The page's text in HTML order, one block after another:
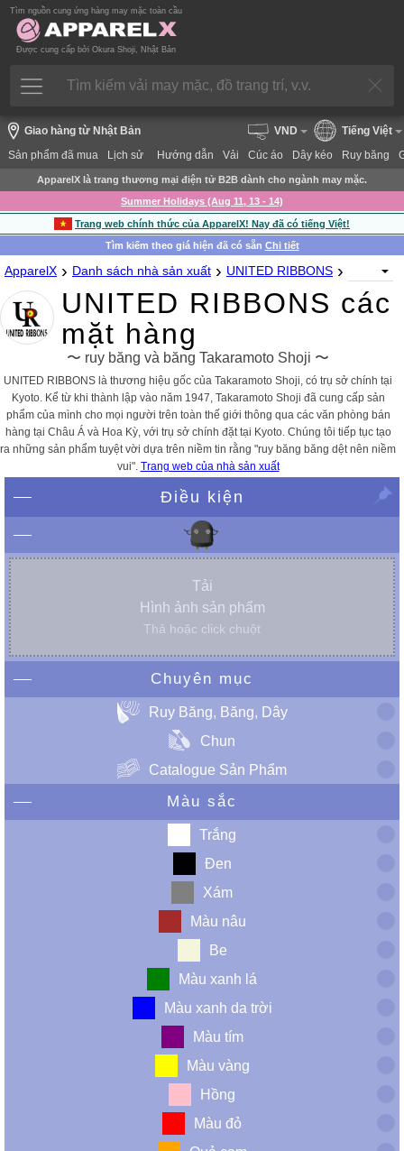
Tìm nguồn cung ứng hàng may mặc toàn cầu
Được cung cấp bởi Okura Shoji, Nhật Bản
Giao hàng từ Nhật Bản
Sản phẩm đã mua
Lịch sử Hướng dẫn Vải Cúc áo Dây kéo Ruy băng
VND Tiếng Việt
ApparelX là trang thương mại điện tử B2B dành cho ngành may mặc.
Summer Holidays (Aug 11, 13 - 14)
Trang web chính thức của ApparelX! Nay đã có tiếng Việt!
Tìm kiếm theo giá hiện đã có sẵn Chi tiết
ApparelX › Danh sách nhà sản xuất › UNITED RIBBONS ›
UNITED RIBBONS các
mặt hàng
〜 ruy băng và băng Takaramoto Shoji 〜
UNITED RIBBONS là thương hiệu gốc của Takaramoto Shoji, có trụ sở chính tại
Kyoto. Kể từ khi thành lập vào năm 1947, Takaramoto Shoji đã cung cấp sản
phẩm của mình cho mọi người trên toàn thế giới thông qua các văn phòng bán
hàng tại Châu Á và Hoa Kỳ, với trụ sở chính đặt tại Kyoto. Chúng tôi tiếp tục tạo
ra những sản phẩm tuyệt vời dựa trên niềm tin rằng "ruy băng băng dệt nên niềm
vui". Trang web của nhà sản xuất
Điều kiện
Tải
Hình ảnh sản phẩm
Thả hoặc click chuột
Chuyên mục
Ruy Băng, Băng, Dây
Chun
Catalogue Sản Phẩm
Màu sắc
Trắng
Đen
Xám
Màu nâu
Be
Màu xanh lá
Màu xanh da trời
Màu tím
Màu vàng
Hồng
Màu đỏ